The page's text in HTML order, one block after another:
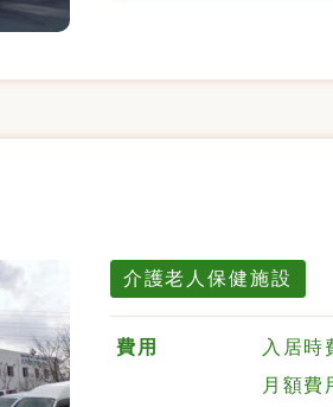
介護老人保健施設
費用 入居時
月額費